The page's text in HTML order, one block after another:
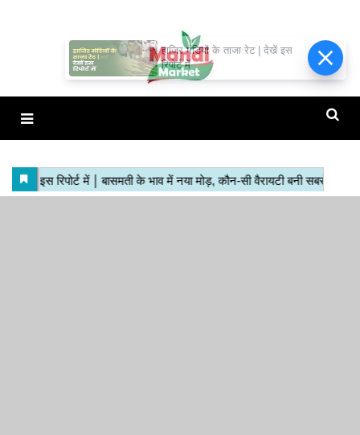
हाजिर मंडियों के ताजा रेट | देखें इस
रिपोर्ट में